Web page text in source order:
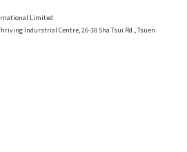
Limited
Indurstrial Centre, 26-38 Sha Tsui Rd., Tsuen